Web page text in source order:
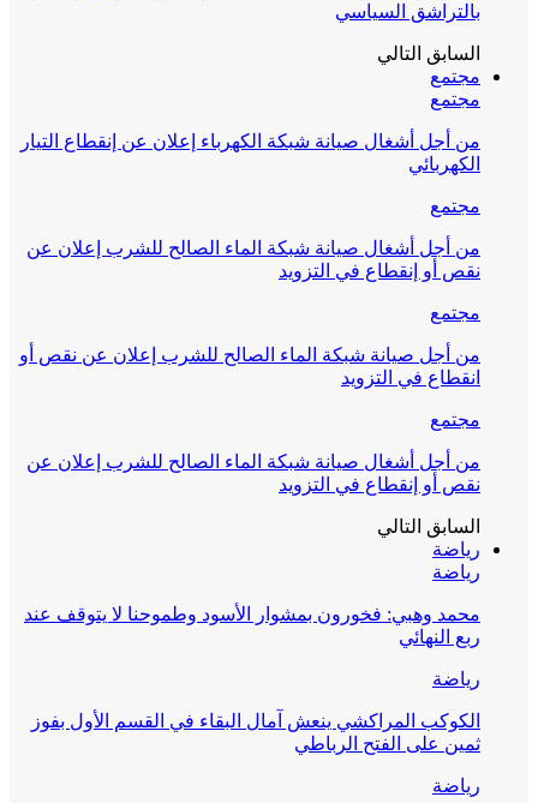
بالتراشق السياسي
السابق التالي
مجتمع
مجتمع
من أجل أشغال صيانة شبكة الكهرباء إعلان عن إنقطاع التيار
الكهربائي
مجتمع
من أجل أشغال صيانة شبكة الماء الصالح للشرب إعلان عن
نقص أو إنقطاع في التزويد
مجتمع
من أجل صيانة شبكة الماء الصالح للشرب إعلان عن نقص أو
انقطاع في التزويد
مجتمع
من أجل أشغال صيانة شبكة الماء الصالح للشرب إعلان عن
نقص أو إنقطاع في التزويد
السابق التالي
رياضة
رياضة
محمد وهبي: فخورون بمشوار الأسود وطموحنا لا يتوقف عند
ربع النهائي
رياضة
الكوكب المراكشي ينعش آمال البقاء في القسم الأول بفوز
ثمين على الفتح الرباطي
رياضة